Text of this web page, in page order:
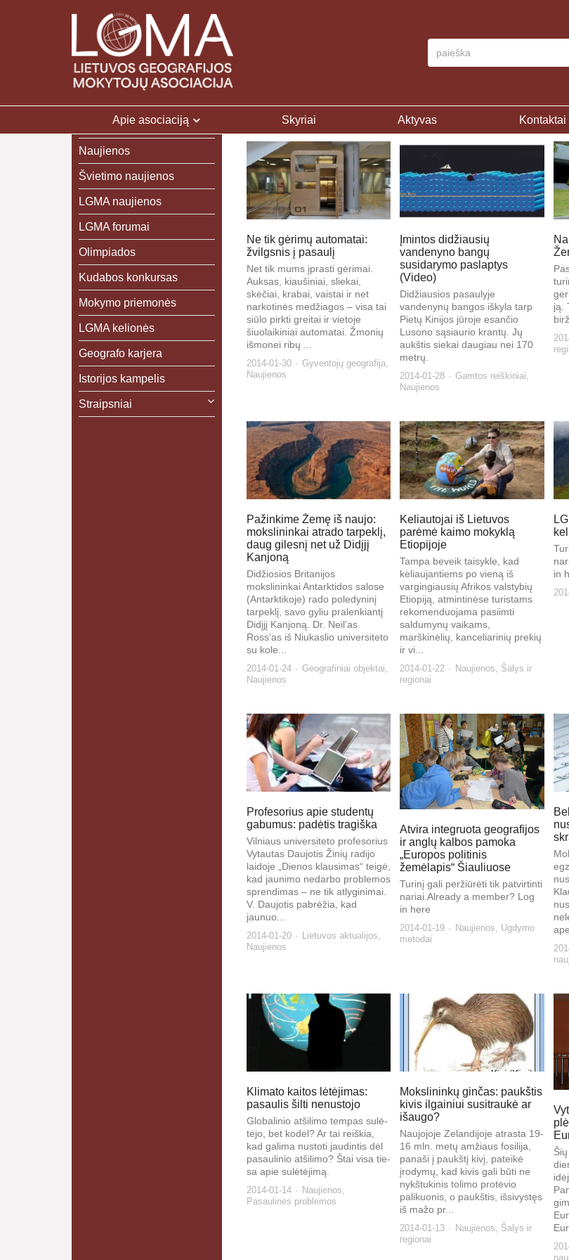
Apie asociaciją Skyriai Aktyvas Kontaktai
Ne tik gėrimų automatai:
žvilgsnis į pasaulį
Net tik mums įprasti gėrimai.
Auksas, kiaušiniai, sliekai,
skėčiai, krabai, vaistai ir net
narkotinės medžiagos – visa tai
siūlo pirkti greitai ir vietoje
šiuolaikiniai automatai. Žmonių
išmonei ribų ...
2014-01-30 Gyventojų geografija,
Naujienos
Įmintos didžiausių
vandenyno bangų
susidarymo paslaptys
(Video)
Didžiausios pasaulyje
vandenynų bangos iškyla tarp
Pietų Kinijos jūroje esančio
Lusono sąsiaurio krantų. Jų
aukštis siekai daugiau nei 170
metrų.
2014-01-28 Gamtos reiškiniai,
Naujienos
ją.
Pažinkime Žemę iš naujo:
mokslininkai atrado tarpeklį,
daug gilesnį net už Didįjį
Kanjoną
Didžiosios Britanijos
mokslininkai Antarktidos salose
(Antarktikoje) rado poledyninį
tarpeklį, savo gyliu pralenkiantį
Didįjį Kanjoną. Dr. Neil’as
Ross’as iš Niukaslio universiteto
su kole...
2014-01-24 Geografiniai objektai,
Naujienos
Keliautojai iš Lietuvos
parėmė kaimo mokyklą
Etiopijoje
Tampa beveik taisykle, kad
keliaujantiems po vieną iš
vargingiausių Afrikos valstybių
Etiopiją, atmintinėse turistams
rekomenduojama pasiimti
saldumynų vaikams,
marškinėlių, kanceliarinių prekių
ir vi...
2014-01-22 Naujienos, Šalys ir
regionai
in
Profesorius apie studentų
gabumus: padėtis tragiška
Vilniaus universiteto profesorius
Vytautas Daujotis Žinių radijo
laidoje „Dienos klausimas“ teigė,
kad jaunimo nedarbo problemos
sprendimas – ne tik atlyginimai.
V. Daujotis pabrėžia, kad
jaunuo...
2014-01-20 Lietuvos aktualijos,
Naujienos
Atvira integruota geografijos
ir anglų kalbos pamoka
„Europos politinis
žemėlapis“ Šiauliuose
Turinį gali peržiūrėti tik patvirtinti
nariai.Already a member? Log
in here
2014-01-19 Naujienos, Ugdymo
metodai
Klimato kaitos lėtėjimas:
pasaulis šilti nenustojo
Glo­ba­li­nio at­ši­li­mo tem­pas su­lė­
tė­jo, bet ko­dėl? Ar tai reiš­kia,
kad ga­li­ma nu­sto­ti jau­din­tis dėl
pa­sau­li­nio at­ši­li­mo? Štai vi­sa tie­
sa apie su­lė­tė­ji­mą.
2014-01-14 Naujienos,
Pasaulinės problemos
Mokslininkų ginčas: paukštis
kivis ilgainiui susitraukė ar
išaugo?
Naujojoje Zelandijoje atrasta 19-
16 mln. metų amžiaus fosilija,
panaši į paukštį kivį, pateikė
įrodymų, kad kivis gali būti ne
nykštukinis tolimo protėvio
palikuonis, o paukštis, išsivystęs
iš mažo pr...
2014-01-13 Naujienos, Šalys ir
regionai
Naujienos
Švietimo naujienos
LGMA naujienos
LGMA forumai
Olimpiados
Kudabos konkursas
Mokymo priemonės
LGMA kelionės
Geografo karjera
Istorijos kampelis
Straipsniai